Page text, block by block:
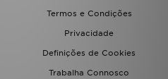
Termos e Condições
Privacidade
Definições de Cookies
Trabalha Connosco